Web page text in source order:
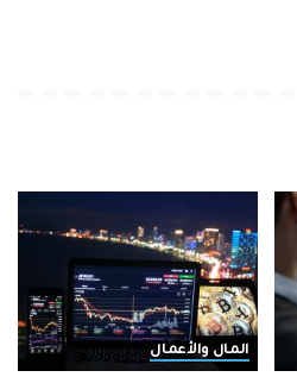
المال والأعمال